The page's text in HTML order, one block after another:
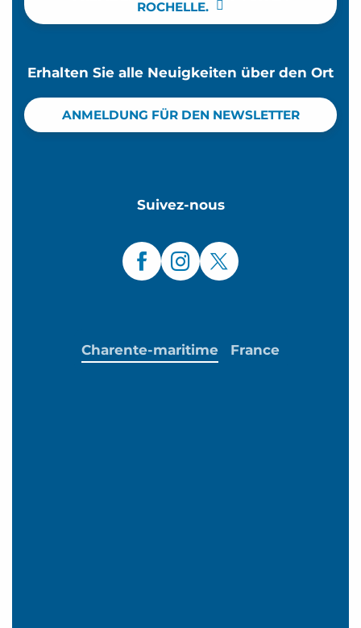
ROCHELLE.
Erhalten Sie alle Neuigkeiten über den Ort
ANMELDUNG FÜR DEN NEWSLETTER
Suivez-nous
Charente-maritime France